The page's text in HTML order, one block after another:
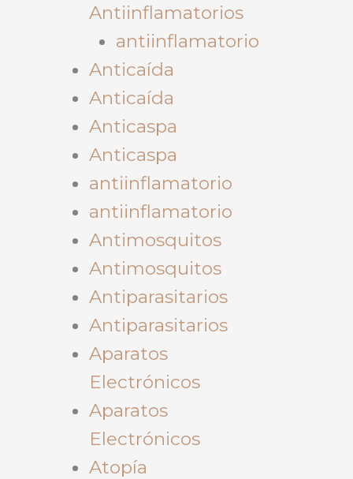
Antiinflamatorios
antiinflamatorio
Anticaída
Anticaída
Anticaspa
Anticaspa
antiinflamatorio
antiinflamatorio
Antimosquitos
Antimosquitos
Antiparasitarios
Antiparasitarios
Aparatos
Electrónicos
Aparatos
Electrónicos
Atopía